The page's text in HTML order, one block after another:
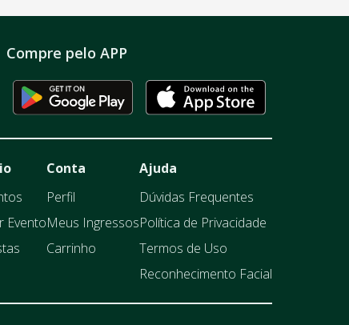
Compre pelo APP
Evento
Conta
Perfil
Meus Ingressos
Carrinho
Ajuda
Dúvidas Frequentes
Política de Privacidade
Termos de Uso
Reconhecimento Facial